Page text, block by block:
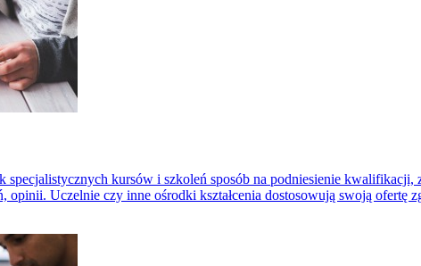
specjalistycznych kursów i szkoleń sposób na podniesienie
Uczelnie czy inne ośrodki kształcenia dostosowują swoją